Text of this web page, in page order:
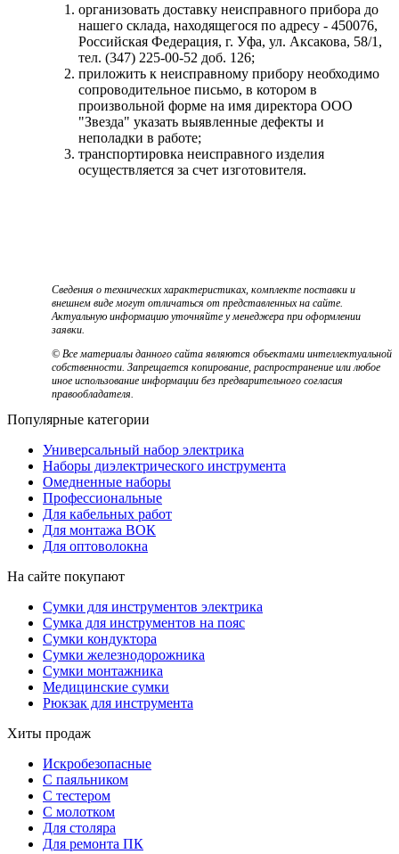
организовать доставку неисправного прибора до
нашего склада, находящегося по адресу - 450076,
Российская Федерация, г. Уфа, ул. Аксакова, 58/1,
тел. (347) 225-00-52 доб. 126;
приложить к неисправному прибору необходимо
сопроводительное письмо, в котором в
произвольной форме на имя директора ООО
"Звезда" указать выявленные дефекты и
неполадки в работе;
транспортировка неисправного изделия
осуществляется за счет изготовителя.
Сведения о технических характеристиках, комплекте поставки и
внешнем виде могут отличаться от представленных на сайте.
Актуальную информацию уточняйте у менеджера при оформлении
заявки.
© Все материалы данного сайта являются объектами интеллектуальной
собственности. Запрещается копирование, распространение или любое
иное использование информации без предварительного согласия
правообладателя.
Популярные категории
Универсальный набор электрика
Наборы диэлектрического инструмента
Омедненные наборы
Профессиональные
Для кабельных работ
Для монтажа ВОК
Для оптоволокна
На сайте покупают
Сумки для инструментов электрика
Сумка для инструментов на пояс
Сумки кондуктора
Сумки железнодорожника
Сумки монтажника
Медицинские сумки
Рюкзак для инструмента
Хиты продаж
Искробезопасные
С паяльником
С тестером
С молотком
Для столяра
Для ремонта ПК